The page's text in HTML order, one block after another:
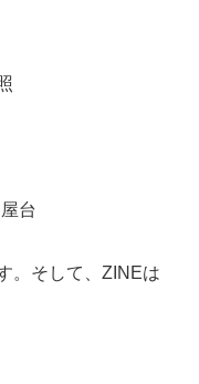
台
。そして、ZINEは